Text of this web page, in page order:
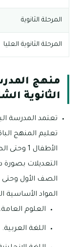
المرحلة الثانوية
المرحلة الثانوية العليا
منهج
الثانوية
تعتمد المدرسة
تعليم المنهج
التعديلات بصورة
الصف الأول وحتى
المواد الأساسية
العلوم العامة.
اللغة العربية.